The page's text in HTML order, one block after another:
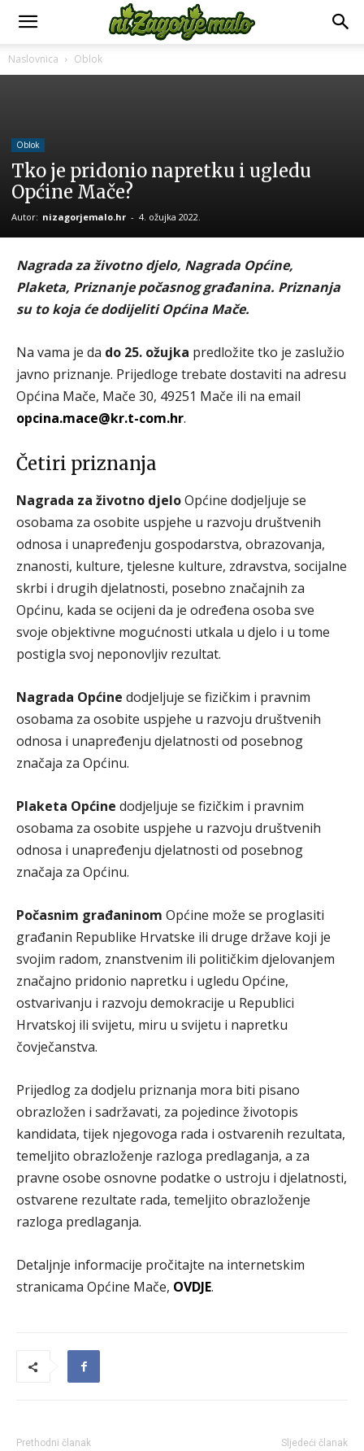
Naslovnica Oblok
Oblok
Tko je pridonio napretku i ugledu
Općine Mače?
Autor: nizagorjemalo.hr - 4. ožujka 2022.
Nagrada za životno djelo, Nagrada Općine,
Plaketa, Priznanje počasnog građanina. Priznanja
su to koja će dodijeliti Općina Mače.
Na vama je da do 25. ožujka predložite tko je zaslužio
javno priznanje. Prijedloge trebate dostaviti na adresu
Općina Mače, Mače 30, 49251 Mače ili na email
opcina.mace@kr.t-com.hr.
Četiri priznanja
Nagrada za životno djeloOpćine dodjeljuje se
osobama za osobite uspjehe u razvoju društvenih
odnosa i unapređenju gospodarstva, obrazovanja,
znanosti, kulture, tjelesne kulture, zdravstva, socijalne
skrbi i drugih djelatnosti, posebno značajnih za
Općinu, kada se ocijeni da je određena osoba sve
svoje objektivne mogućnosti utkala u djelo i u tome
postigla svoj neponovljiv rezultat.
Nagrada Općine dodjeljuje se fizičkim i pravnim
osobama za osobite uspjehe u razvoju društvenih
odnosa i unapređenju djelatnosti od posebnog
značaja za Općinu.
Plaketa Općine dodjeljuje se fizičkim i pravnim
osobama za osobite uspjehe u razvoju društvenih
odnosa i unapređenju djelatnosti od posebnog
značaja za Općinu.
Počasnim građaninom Općine može se proglasiti
građanin Republike Hrvatske ili druge države koji je
svojim radom, znanstvenim ili političkim djelovanjem
značajno pridonio napretku i ugledu Općine,
ostvarivanju i razvoju demokracije u Republici
Hrvatskoj ili svijetu, miru u svijetu i napretku
čovječanstva.
Prijedlog za dodjelu priznanja mora biti pisano
obrazložen i sadržavati, za pojedince životopis
kandidata, tijek njegovoga rada i ostvarenih rezultata,
temeljito obrazloženje razloga predlaganja, a za
pravne osobe osnovne podatke o ustroju i djelatnosti,
ostvarene rezultate rada, temeljito obrazloženje
razloga predlaganja.
Detaljnje informacije pročitajte na internetskim
stranicama Općine Mače, OVDJE.
Prethodni članak Sljedeći članak